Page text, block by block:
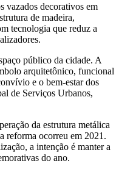
vazados decorativos em
de madeira,
tecnologia que reduz a
público da cidade. A
arquitetônico, funcional
e o bem-estar dos
de Serviços Urbanos,
da estrutura metálica
reforma ocorreu em 2021.
a intenção é manter a
do ano.